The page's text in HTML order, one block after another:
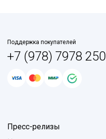
Поддержка покупателей
+7 (978) 7978 250
Пресс-релизы